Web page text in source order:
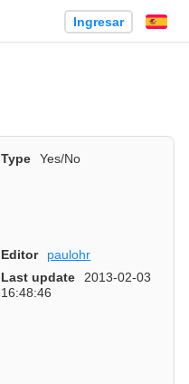
Ingresar
Type
Yes/No
Editor
paulohr
Last update
2013-02-03
16:48:46